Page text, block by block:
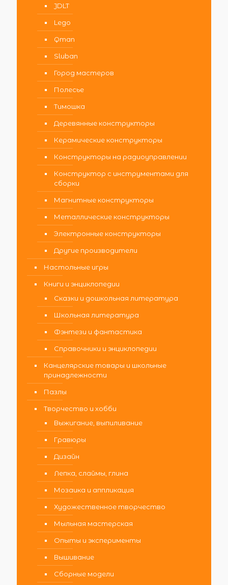
JDLT
Lego
Qman
Sluban
Город мастеров
Полесье
Тимошка
Деревянные конструкторы
Керамические конструкторы
Конструкторы на радиоуправлении
Конструктор с инструментами для
сборки
Магнитные конструкторы
Металлические конструкторы
Электронные конструкторы
Другие производители
Настольные игры
Книги и энциклопедии
Сказки и дошкольная литература
Школьная литература
Фэнтези и фантастика
Справочники и энциклопедии
Канцелярские товары и школьные
принадлежности
Пазлы
Творчество и хобби
Выжигание, выпиливание
Гравюры
Дизайн
Лепка, слаймы, глина
Мозаика и аппликация
Художественное творчество
Мыльная мастерская
Опыты и эксперименты
Вышивание
Сборные модели